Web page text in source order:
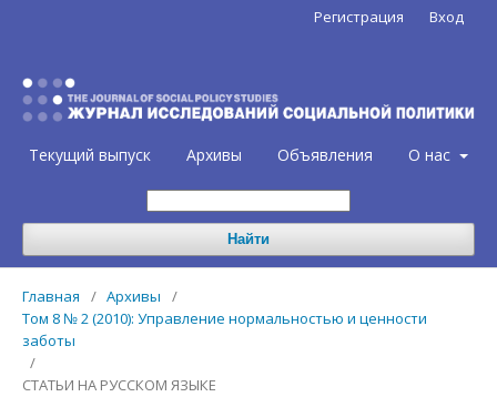
Текущий выпуск Архивы Объявления О нас
Найти
Регистрация Вход
Главная / Архивы
/
Том 8 № 2 (2010): Управление нормальностью и ценности
заботы
/
СТАТЬИ НА РУССКОМ ЯЗЫКЕ